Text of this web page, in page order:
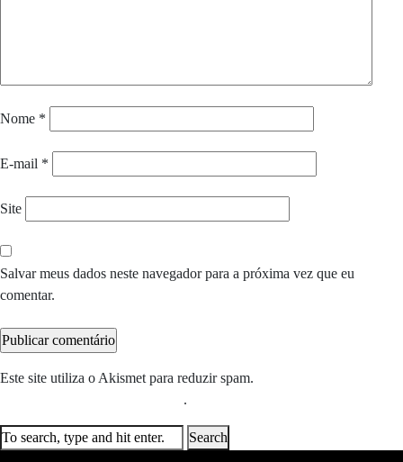
Nome *
E-mail *
Site
Salvar meus dados neste navegador para a próxima vez que eu
comentar.
Este site utiliza o Akismet para reduzir spam.
.
Search